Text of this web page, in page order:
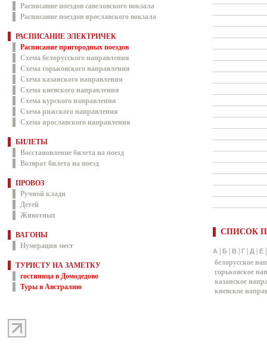
Расписание поездов савеловского вокзала
Расписание поездов ярославского вокзала
РАСПИСАНИЕ ЭЛЕКТРИЧЕК
Расписание пригородных поездов
Схема белорусского направления
Схема горьковского направления
Схема казанского направления
Схема киевского направления
Схема курского направления
Схема рижского направления
Схема ярославского направления
БИЛЕТЫ
Восстановление билета на поезд
Возврат билета на поезд
ПРОВОЗ
Ручной клади
Детей
Животных
ВАГОНЫ
Нумерация мест
ТУРИСТУ НА ЗАМЕТКУ
гостиница в Домодедово
Туры в Австралию
СПИСОК
А Б В Г Д Е
белорусское
горьковское
казанское
киевское